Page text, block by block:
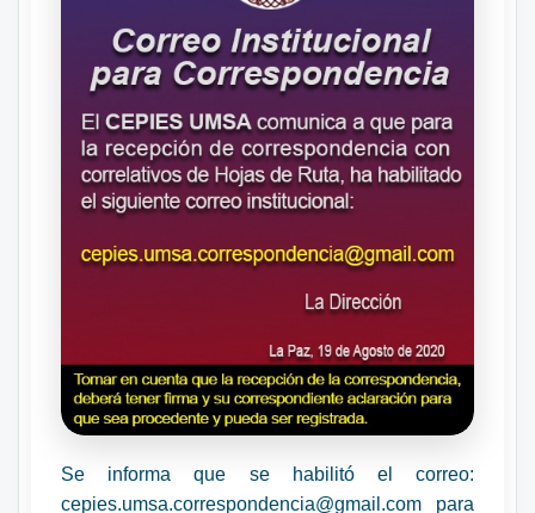
Se informa que se habilitó el correo:
cepies.umsa.correspondencia@gmail.com para